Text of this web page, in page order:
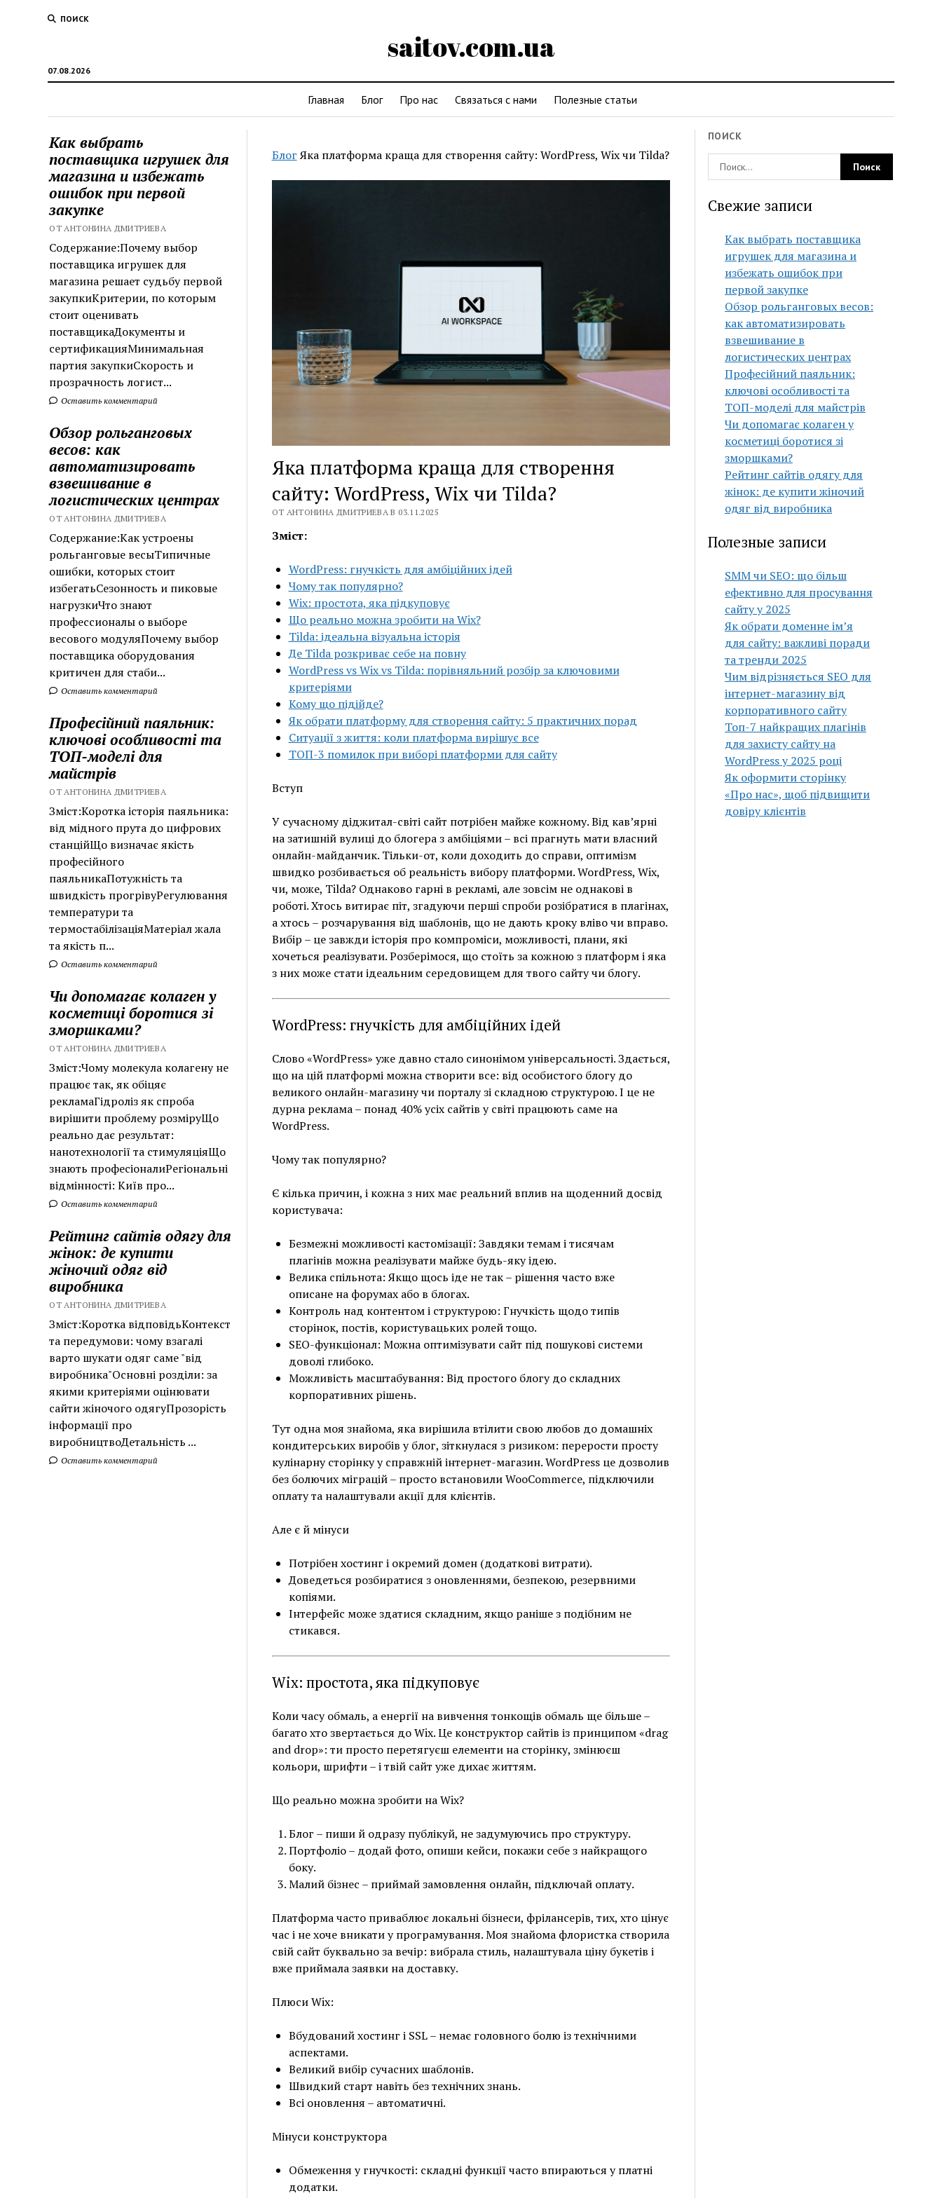
ПОИСК
saitov.com.ua
07.08.2026
Главная Блог Про нас Связаться с нами Полезные статьи
Как выбрать
поставщика игрушек для
магазина и избежать
ошибок при первой
закупке
ОТ АНТОНИНА ДМИТРИЕВА
Содержание:Почему выбор
поставщика игрушек для
магазина решает судьбу первой
закупкиКритерии, по которым
стоит оценивать
поставщикаДокументы и
сертификацияМинимальная
партия закупкиСкорость и
прозрачность логист...
Оставить комментарий
Обзор рольганговых
весов: как
автоматизировать
взвешивание в
логистических центрах
ОТ АНТОНИНА ДМИТРИЕВА
Содержание:Как устроены
рольганговые весыТипичные
ошибки, которых стоит
избегатьСезонность и пиковые
нагрузкиЧто знают
профессионалы о выборе
весового модуляПочему выбор
поставщика оборудования
критичен для стаби...
Оставить комментарий
Професійний паяльник:
ключові особливості та
ТОП-моделі для
майстрів
ОТ АНТОНИНА ДМИТРИЕВА
Зміст:Коротка історія паяльника:
від мідного прута до цифрових
станційЩо визначає якість
професійного
паяльникаПотужність та
швидкість прогрівуРегулювання
температури та
термостабілізаціяМатеріал жала
та якість п...
Оставить комментарий
Чи допомагає колаген у
косметиці боротися зі
зморшками?
ОТ АНТОНИНА ДМИТРИЕВА
Зміст:Чому молекула колагену не
працює так, як обіцяє
рекламаГідроліз як спроба
вирішити проблему розміруЩо
реально дає результат:
нанотехнології та стимуляціяЩо
знають професіоналиРегіональні
відмінності: Київ про...
Оставить комментарий
Рейтинг сайтів одягу для
жінок: де купити
жіночий одяг від
виробника
ОТ АНТОНИНА ДМИТРИЕВА
Зміст:Коротка відповідьКонтекст
та передумови: чому взагалі
варто шукати одяг саме "від
виробника"Основні розділи: за
якими критеріями оцінювати
сайти жіночого одягуПрозорість
інформації про
виробництвоДетальність ...
Оставить комментарий
Блог Яка платформа краща для створення сайту: WordPress, Wix чи Tilda?
Яка платформа краща для створення
сайту: WordPress, Wix чи Tilda?
ОТ АНТОНИНА ДМИТРИЕВА В 03.11.2025
Зміст:
WordPress: гнучкість для амбіційних ідей
Чому так популярно?
Wix: простота, яка підкуповує
Що реально можна зробити на Wix?
Tilda: ідеальна візуальна історія
Де Tilda розкриває себе на повну
WordPress vs Wix vs Tilda: порівняльний розбір за ключовими
критеріями
Кому що підійде?
Як обрати платформу для створення сайту: 5 практичних порад
Ситуації з життя: коли платформа вирішує все
ТОП-3 помилок при виборі платформи для сайту
Вступ
У сучасному діджитал-світі сайт потрібен майже кожному. Від кав’ярні
на затишній вулиці до блогера з амбіціями – всі прагнуть мати власний
онлайн-майданчик. Тільки-от, коли доходить до справи, оптимізм
швидко розбивається об реальність вибору платформи. WordPress, Wix,
чи, може, Tilda? Однаково гарні в рекламі, але зовсім не однакові в
роботі. Хтось витирає піт, згадуючи перші спроби розібратися в плагінах,
а хтось – розчарування від шаблонів, що не дають кроку вліво чи вправо.
Вибір – це завжди історія про компроміси, можливості, плани, які
хочеться реалізувати. Розберімося, що стоїть за кожною з платформ і яка
з них може стати ідеальним середовищем для твого сайту чи блогу.
WordPress: гнучкість для амбіційних ідей
Слово «WordPress» уже давно стало синонімом універсальності. Здається,
що на цій платформі можна створити все: від особистого блогу до
великого онлайн-магазину чи порталу зі складною структурою. І це не
дурна реклама – понад 40% усіх сайтів у світі працюють саме на
WordPress.
Чому так популярно?
Є кілька причин, і кожна з них має реальний вплив на щоденний досвід
користувача:
Безмежні можливості кастомізації: Завдяки темам і тисячам
плагінів можна реалізувати майже будь-яку ідею.
Велика спільнота: Якщо щось іде не так – рішення часто вже
описане на форумах або в блогах.
Контроль над контентом і структурою: Гнучкість щодо типів
сторінок, постів, користувацьких ролей тощо.
SEO-функціонал: Можна оптимізувати сайт під пошукові системи
доволі глибоко.
Можливість масштабування: Від простого блогу до складних
корпоративних рішень.
Тут одна моя знайома, яка вирішила втілити свою любов до домашніх
кондитерських виробів у блог, зіткнулася з ризиком: перерости просту
кулінарну сторінку у справжній інтернет-магазин. WordPress це дозволив
без болючих міграцій – просто встановили WooCommerce, підключили
оплату та налаштували акції для клієнтів.
Але є й мінуси
Потрібен хостинг і окремий домен (додаткові витрати).
Доведеться розбиратися з оновленнями, безпекою, резервними
копіями.
Інтерфейс може здатися складним, якщо раніше з подібним не
стикався.
Wix: простота, яка підкуповує
Коли часу обмаль, а енергії на вивчення тонкощів обмаль ще більше –
багато хто звертається до Wix. Це конструктор сайтів із принципом «drag
and drop»: ти просто перетягуєш елементи на сторінку, змінюєш
кольори, шрифти – і твій сайт уже дихає життям.
Що реально можна зробити на Wix?
Блог – пиши й одразу публікуй, не задумуючись про структуру.
Портфоліо – додай фото, опиши кейси, покажи себе з найкращого
боку.
Малий бізнес – приймай замовлення онлайн, підключай оплату.
Платформа часто приваблює локальні бізнеси, фрілансерів, тих, хто цінує
час і не хоче вникати у програмування. Моя знайома флористка створила
свій сайт буквально за вечір: вибрала стиль, налаштувала ціну букетів і
вже приймала заявки на доставку.
Плюси Wix:
Вбудований хостинг і SSL – немає головного болю із технічними
аспектами.
Великий вибір сучасних шаблонів.
Швидкий старт навіть без технічних знань.
Всі оновлення – автоматичні.
Мінуси конструктора
Обмеження у гнучкості: складні функції часто впираються у платні
додатки.
ПОИСК
Свежие записи
Как выбрать поставщика
игрушек для магазина и
избежать ошибок при
первой закупке
Обзор рольганговых весов:
как автоматизировать
взвешивание в
логистических центрах
Професійний паяльник:
ключові особливості та
ТОП-моделі для майстрів
Чи допомагає колаген у
косметиці боротися зі
зморшками?
Рейтинг сайтів одягу для
жінок: де купити жіночий
одяг від виробника
Полезные записи
SMM чи SEO: що більш
ефективно для просування
сайту у 2025
Як обрати доменне ім’я
для сайту: важливі поради
та тренди 2025
Чим відрізняється SEO для
інтернет-магазину від
корпоративного сайту
Топ-7 найкращих плагінів
для захисту сайту на
WordPress у 2025 році
Як оформити сторінку
«Про нас», щоб підвищити
довіру клієнтів